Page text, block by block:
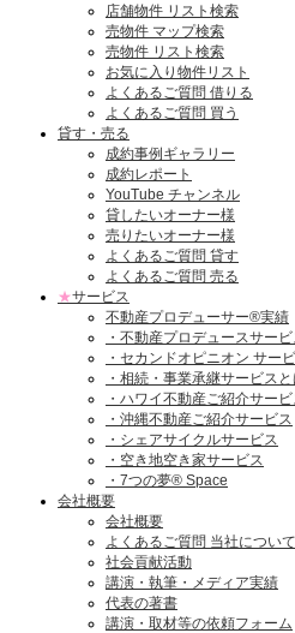
店舗物件 リスト検索
売物件 マップ検索
売物件 リスト検索
お気に入り物件リスト
よくあるご質問 借りる
よくあるご質問 買う
貸す・売る
成約事例ギャラリー
成約レポート
YouTube チャンネル
貸したいオーナー様
売りたいオーナー様
よくあるご質問 貸す
よくあるご質問 売る
★サービス
不動産プロデューサー®実績
・不動産プロデュースサービ
・セカンドオピニオン サー
・相続・事業承継サービスと
・ハワイ不動産ご紹介サービ
・沖縄不動産ご紹介サービス
・シェアサイクルサービス
・空き地空き家サービス
・7つの夢® Space
会社概要
会社概要
よくあるご質問 当社について
社会貢献活動
講演・執筆・メディア実績
代表の著書
講演・取材等の依頼フォーム